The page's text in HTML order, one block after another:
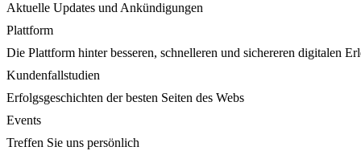
Aktuelle Updates und Ankündigungen
Plattform
Die Plattform hinter besseren, schnelleren und sichereren digitalen
Kundenfallstudien
Erfolgsgeschichten der besten Seiten des Webs
Events
Treffen Sie uns persönlich